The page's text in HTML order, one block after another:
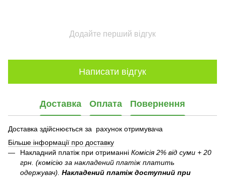
Додайте перший відгук
Написати відгук
Доставка Оплата Повернення
Доставка здійснюється за рахунок отримувача
Більше інформації про доставку
Накладний платіж при отриманні Комісія 2% від суми + 20
грн. (комісію за накладений платіж платить
одержувач). Накладений платіж доступний при